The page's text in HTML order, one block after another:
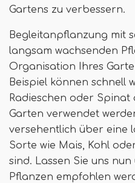
Gartens zu verbessern.
Begleitanpflanzung mit
langsam wachsenden
Organisation Ihres
Beispiel können schnell
Radieschen oder
Garten verwendet
versehentlich über eine
Sorte wie Mais, Kohl
sind. Lassen Sie uns
Pflanzen empfohlen